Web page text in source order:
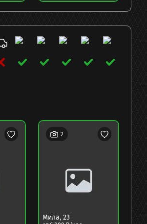
Мила, 23
2